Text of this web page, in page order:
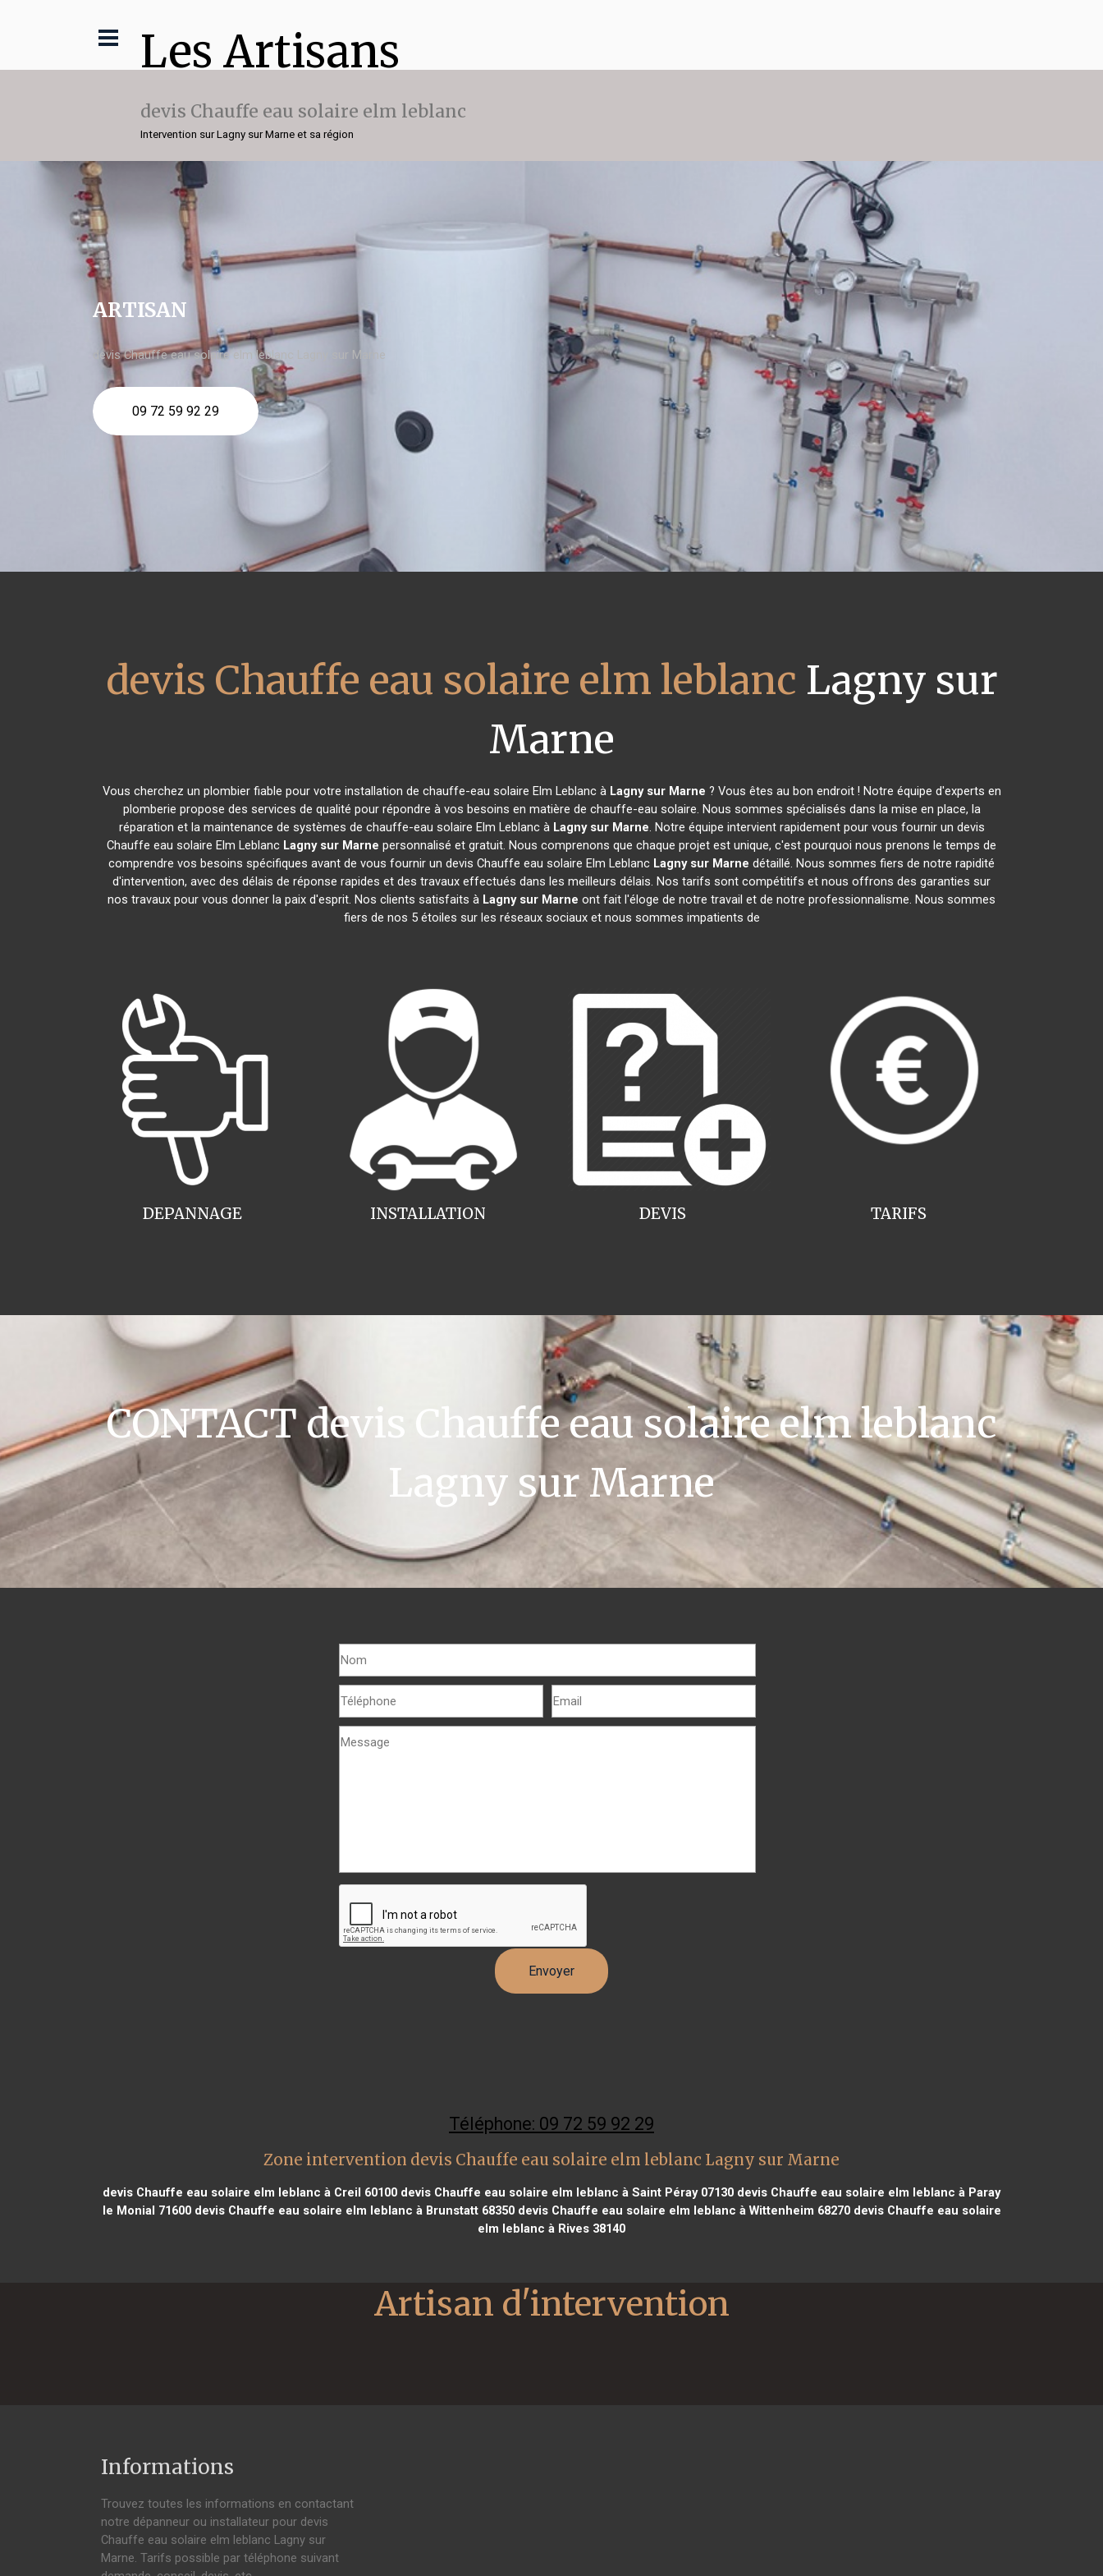
Les Artisans
devis Chauffe eau solaire elm leblanc
Intervention sur Lagny sur Marne et sa région
ARTISAN
devis Chauffe eau solaire elm leblanc Lagny sur Marne
09 72 59 92 29
devis Chauffe eau solaire elm leblanc Lagny sur
Marne
Vous cherchez un plombier fiable pour votre installation de chauffe-eau solaire Elm Leblanc à Lagny sur Marne ? Vous êtes au bon endroit ! Notre équipe d'experts en
plomberie propose des services de qualité pour répondre à vos besoins en matière de chauffe-eau solaire. Nous sommes spécialisés dans la mise en place, la
réparation et la maintenance de systèmes de chauffe-eau solaire Elm Leblanc à Lagny sur Marne. Notre équipe intervient rapidement pour vous fournir un devis
Chauffe eau solaire Elm Leblanc Lagny sur Marne personnalisé et gratuit. Nous comprenons que chaque projet est unique, c'est pourquoi nous prenons le temps de
comprendre vos besoins spécifiques avant de vous fournir un devis Chauffe eau solaire Elm Leblanc Lagny sur Marne détaillé. Nous sommes fiers de notre rapidité
d'intervention, avec des délais de réponse rapides et des travaux effectués dans les meilleurs délais. Nos tarifs sont compétitifs et nous offrons des garanties sur
nos travaux pour vous donner la paix d'esprit. Nos clients satisfaits à Lagny sur Marne ont fait l'éloge de notre travail et de notre professionnalisme. Nous sommes
fiers de nos 5 étoiles sur les réseaux sociaux et nous sommes impatients de
INSTALLATION
DEPANNAGE TARIFS
DEVIS
CONTACT devis Chauffe eau solaire elm leblanc
Lagny sur Marne
Téléphone: 09 72 59 92 29
Zone intervention devis Chauffe eau solaire elm leblanc Lagny sur Marne
devis Chauffe eau solaire elm leblanc à Creil 60100 devis Chauffe eau solaire elm leblanc à Saint Péray 07130 devis Chauffe eau solaire elm leblanc à Paray
le Monial 71600devis Chauffe eau solaire elm leblanc à Brunstatt 68350devis Chauffe eau solaire elm leblanc à Wittenheim 68270devis Chauffe eau solaire
elm leblanc à Rives 38140
Informations
Trouvez toutes les informations en contactant
notre dépanneur ou installateur pour devis
Chauffe eau solaire elm leblanc Lagny sur
Marne. Tarifs possible par téléphone suivant
Artisan d'intervention